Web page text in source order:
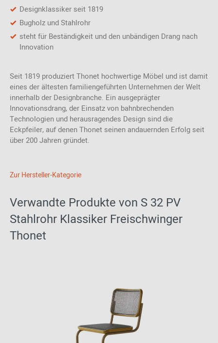
produzierte die bekannten Freischwinger.
Material und Format
Der S 32 PV Freischwinger besteht aus
Kappnaht. Er ist 46 cm breit, 60 cm tief und 82 cm hoch. Die
Sitzhöhe liegt bei 46 cm.
Bezugsmaterial:
Thonet Med : 88% PVC, 8% PES, 4% CO
Remix: 90% Schurwolle (Kammgarn), 10% Nylon
Steelcut Trio 2: 90% Schurwolle (Kammgarn), 10% Nylon
Designklassiker seit 1819
Bugholz und Stahlrohr
steht für Beständigkeit und den unbändigen Drang nach
Innovation
Seit 1819 produziert Thonet hochwertige Möbel und ist damit
eines der ältesten familiengeführten Unternehmen der Welt
innerhalb der Designbranche. Ein ausgeprägter
Innovationsdrang, der Einsatz von bahnbrechenden
Technologien und herausragendes Design sind die
Eckpfeiler, auf denen Thonet seinen andauernden Erfolg seit
über 200 Jahren gründet.
Zur Hersteller-Kategorie
Verwandte Produkte von S 32 PV
Stahlrohr Klassiker Freischwinger
Thonet